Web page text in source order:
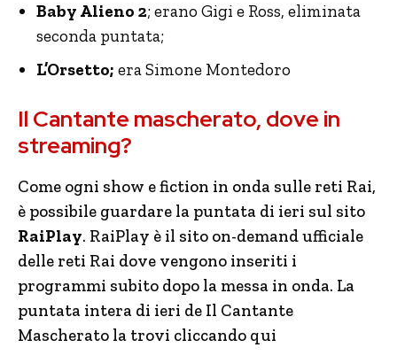
Baby Alieno 2; erano Gigi e Ross, eliminata
seconda puntata;
L’Orsetto; era Simone Montedoro
Il Cantante mascherato, dove in
streaming?
Come ogni show e fiction in onda sulle reti Rai,
è possibile guardare la puntata di ieri sul sito
RaiPlay. RaiPlay è il sito on-demand ufficiale
delle reti Rai dove vengono inseriti i
programmi subito dopo la messa in onda. La
puntata intera di ieri de Il Cantante
Mascherato la trovi cliccando qui